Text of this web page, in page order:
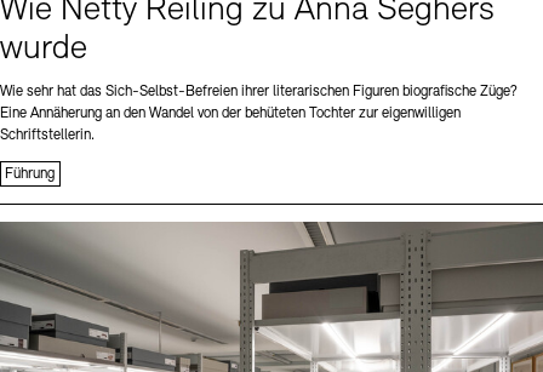
Wie Netty Reiling zu Anna Seghers
wurde
Wie sehr hat das Sich-Selbst-Befreien ihrer literarischen Figuren biografische Züge?
Eine Annäherung an den Wandel von der behüteten Tochter zur eigenwilligen
Schriftstellerin.
Führung